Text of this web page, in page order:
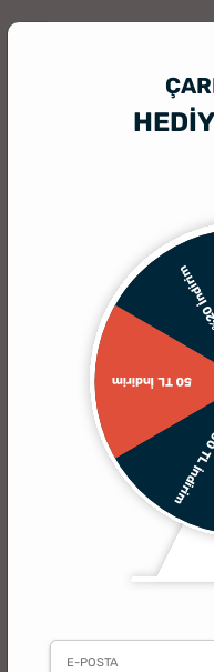
200
50 TL İndirim
%20